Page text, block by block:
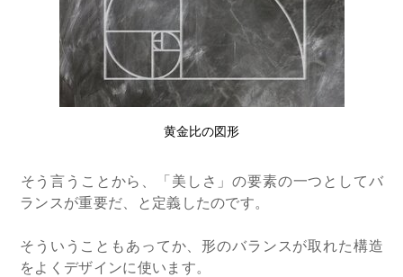
黄金比の図形
​そう言うことから、「美しさ」の要素の一つとしてバ
ランスが重要だ、と定義したのです。
そういうこともあってか、形のバランスが取れた構造
をよくデザインに使います。